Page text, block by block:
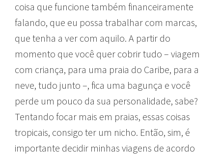
coisa que funcione também financeiramente
falando, que eu possa trabalhar com marcas,
que tenha a ver com aquilo. A partir do
momento que você quer cobrir tudo – viagem
com criança, para uma praia do Caribe, para a
neve, tudo junto –, fica uma bagunça e você
perde um pouco da sua personalidade, sabe?
Tentando focar mais em praias, essas coisas
tropicais, consigo ter um nicho. Então, sim, é
importante decidir minhas viagens de acordo